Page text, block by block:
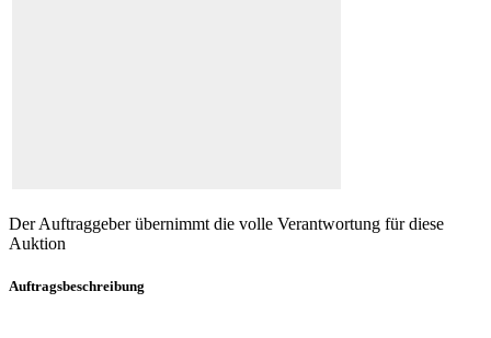
Der Auftraggeber übernimmt die volle Verantwortung für diese
Auktion
Auftragsbeschreibung